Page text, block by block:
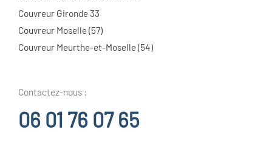
Couvreur Gironde 33
Couvreur Moselle (57)
Couvreur Meurthe-et-Moselle (54)
Contactez-nous :
06 01 76 07 65